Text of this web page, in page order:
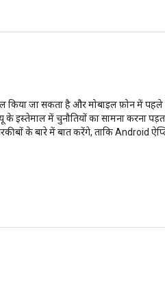
किया जा सकता है और मोबाइल फ़ोन में
में चुनौतियों का सामना करना
के बारे में बात करेंगे, ताकि Android